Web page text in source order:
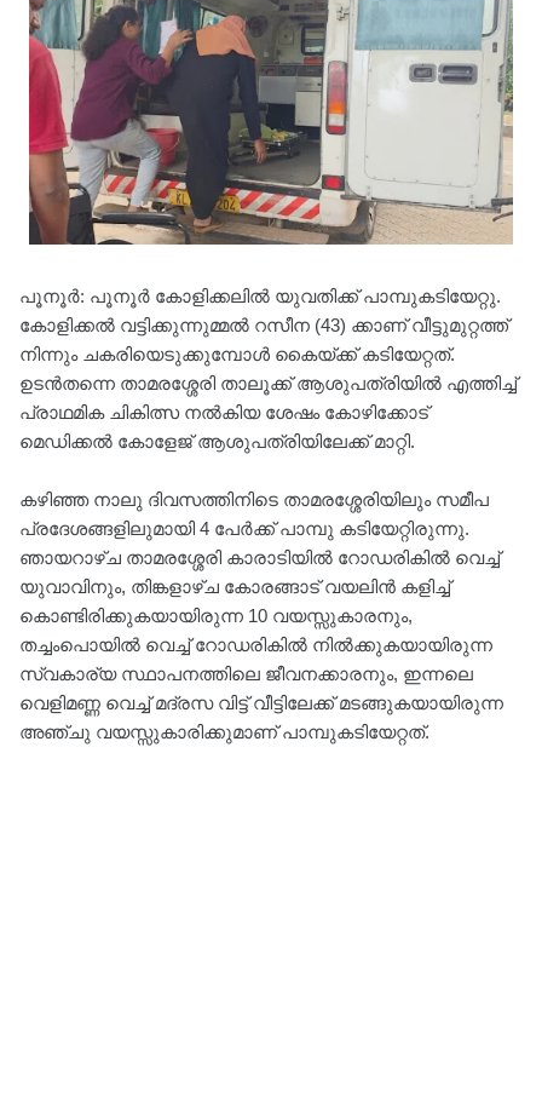
പൂനൂർ: പൂനൂർ കോളിക്കലിൽ യുവതിക്ക് പാമ്പുകടിയേറ്റു.
കോളിക്കൽ വട്ടിക്കുന്നുമ്മൽ റസീന (43) ക്കാണ് വീട്ടുമുറ്റത്ത്
നിന്നും ചകരിയെടുക്കുമ്പോൾ കൈയ്ക്ക് കടിയേറ്റത്.
ഉടൻതന്നെ താമരശ്ശേരി താലൂക്ക് ആശുപത്രിയിൽ എത്തിച്ച്
പ്രാഥമിക ചികിത്സ നൽകിയ ശേഷം കോഴിക്കോട്
മെഡിക്കൽ കോളേജ് ആശുപത്രിയിലേക്ക് മാറ്റി.
കഴിഞ്ഞ നാലു ദിവസത്തിനിടെ താമരശ്ശേരിയിലും സമീപ
പ്രദേശങ്ങളിലുമായി 4 പേർക്ക് പാമ്പു കടിയേറ്റിരുന്നു.
ഞായറാഴ്ച താമരശ്ശേരി കാരാടിയിൽ റോഡരികിൽ വെച്ച്
യുവാവിനും, തിങ്കളാഴ്ച കോരങ്ങാട് വയലിൻ കളിച്ച്
കൊണ്ടിരിക്കുകയായിരുന്ന 10 വയസ്സുകാരനും,
തച്ചംപൊയിൽ വെച്ച് റോഡരികിൽ നിൽക്കുകയായിരുന്ന
സ്വകാര്യ സ്ഥാപനത്തിലെ ജീവനക്കാരനും, ഇന്നലെ
വെളിമണ്ണ വെച്ച് മദ്രസ വിട്ട് വീട്ടിലേക്ക് മടങ്ങുകയായിരുന്ന
അഞ്ചു വയസ്സുകാരിക്കുമാണ് പാമ്പുകടിയേറ്റത്.